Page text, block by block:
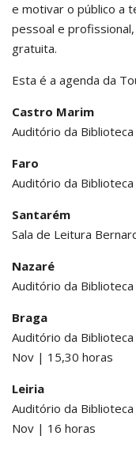
e motivar o público a
pessoal e
gratuita.
Esta é a agenda da
Castro Marim
Auditório da
Faro
Auditório da
Santarém
Sala de Leitura
Nazaré
Auditório da
Braga
Auditório da
Nov | 15,30 horas
Leiria
Auditório da
Nov | 16 horas